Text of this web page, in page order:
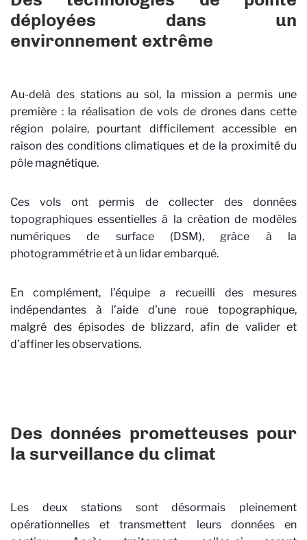
déployées dans un
environnement extrême
Au-delà des stations au sol, la mission a permis une
première : la réalisation de vols de drones dans cette
région polaire, pourtant difficilement accessible en
raison des conditions climatiques et de la proximité du
pôle magnétique.
Ces vols ont permis de collecter des données
topographiques essentielles à la création de modèles
numériques de surface (DSM), grâce à la
photogrammétrie et à un lidar embarqué.
En complément, l’équipe a recueilli des mesures
indépendantes à l’aide d’une roue topographique,
malgré des épisodes de blizzard, afin de valider et
d’affiner les observations.
Des données prometteuses pour
la surveillance du climat
Les deux stations sont désormais pleinement
opérationnelles et transmettent leurs données en